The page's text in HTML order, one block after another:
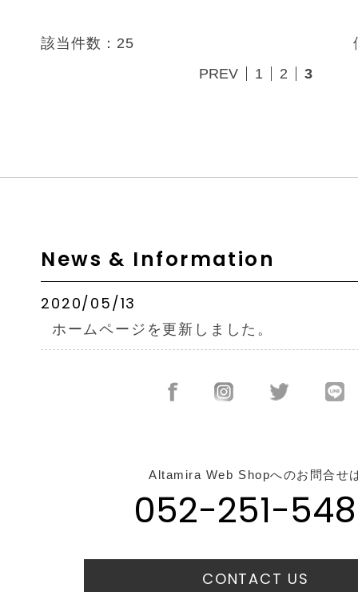
該当件数：25
PREV
1 2 3
News & Information
2020/05/13
ホームページを更新しました。
Altamira Web Shopへのお問合せ
052-251-
CONTACT US